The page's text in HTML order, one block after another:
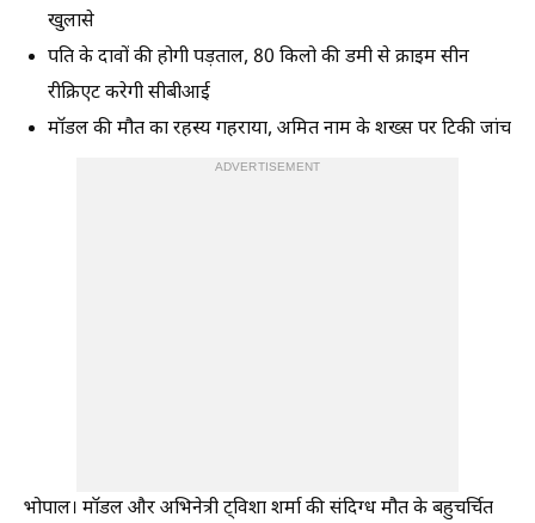
खुलासे
पति के दावों की होगी पड़ताल, 80 किलो की डमी से क्राइम सीन
रीक्रिएट करेगी सीबीआई
मॉडल की मौत का रहस्य गहराया, अमित नाम के शख्स पर टिकी जांच
ADVERTISEMENT
भोपाल। मॉडल और अभिनेत्री ट्विशा शर्मा की संदिग्ध मौत के बहुचर्चित